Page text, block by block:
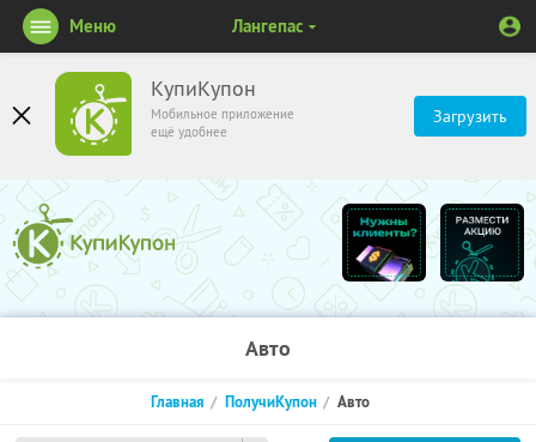
КупиКупон
Мобильное приложение
ещё удобнее
Загрузить
Меню Лангепас
Авто
Главная ПолучиКупон Авто